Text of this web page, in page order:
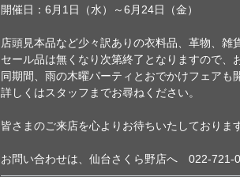
開催日：6月1日（水）～6月24日（金）
店頭見本品など少々訳ありの衣料品、革物、雑
セール品は無くなり次第終了となりますので、
同期間、雨の木曜パーティとおでかけフェアも
詳しくはスタッフまでお尋ねください。
皆さまのご来店を心よりお待ちいたしておりま
お問い合わせは、仙台さくら野店へ 022-721-